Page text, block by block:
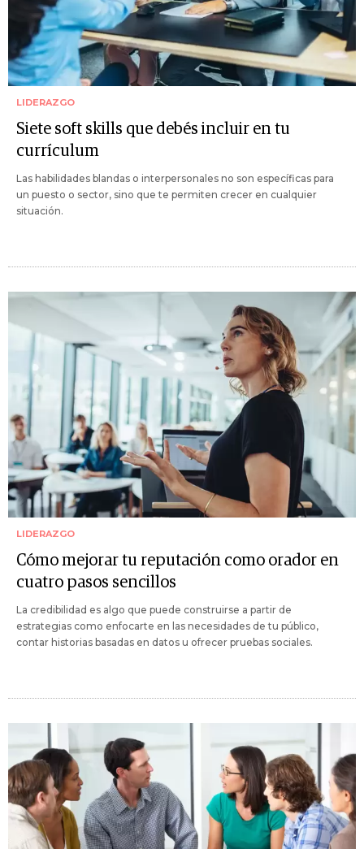
LIDERAZGO
Siete soft skills que debés incluir en tu
currículum
Las habilidades blandas o interpersonales no son específicas para
un puesto o sector, sino que te permiten crecer en cualquier
situación.
LIDERAZGO
Cómo mejorar tu reputación como orador en
cuatro pasos sencillos
La credibilidad es algo que puede construirse a partir de
estrategias como enfocarte en las necesidades de tu público,
contar historias basadas en datos u ofrecer pruebas sociales.